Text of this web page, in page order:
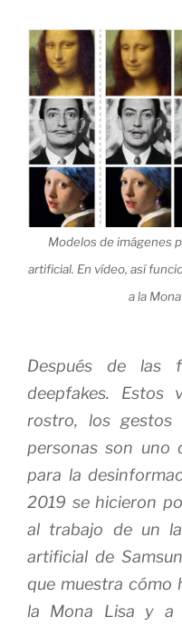
Modelos de imágenes
artificial. En vídeo, así
a la
Después de las
deepfakes. Estos
rostro, los
personas son uno
para la
2019 se hicieron
al trabajo de un
artificial de
que muestra cómo
la Mona Lisa y a